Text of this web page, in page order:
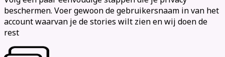
beschermen. Voer gewoon de gebruikersnaam in van het
account waarvan je de stories wilt zien en wij doen de
rest